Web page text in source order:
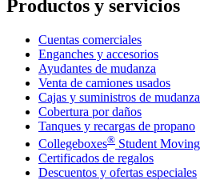
Productos y servicios
Cuentas comerciales
Enganches y accesorios
Ayudantes de mudanza
Venta de camiones usados
Cajas y suministros de mudanza
Cobertura por daños
Tanques y recargas de propano
Collegeboxes® Student Moving
Certificados de regalos
Descuentos y ofertas especiales